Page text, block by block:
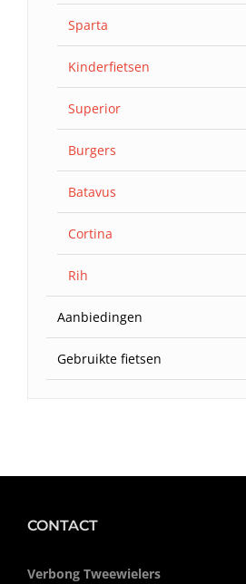
Sparta
Kinderfietsen
Superior
Burgers
Batavus
Cortina
Rih
Aanbiedingen
Gebruikte fietsen
CONTACT
Verbong Tweewielers